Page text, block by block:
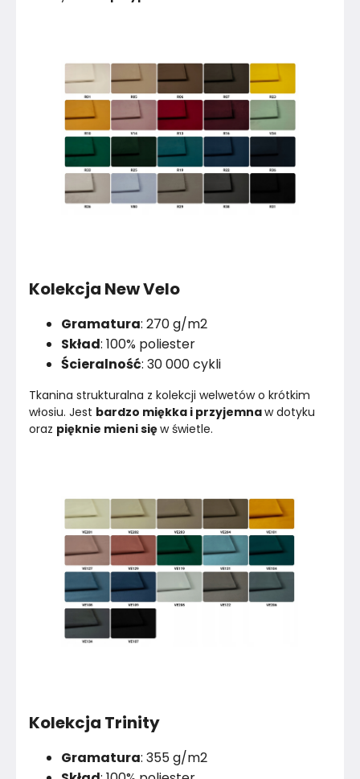
Kolekcja New Velo
Gramatura: 270 g/m2
Skład: 100% poliester
Ścieralność: 30 000 cykli
Tkanina strukturalna z kolekcji welwetów o krótkim
włosiu. Jest bardzo miękka i przyjemna w dotyku
oraz pięknie mieni się w świetle.
Kolekcja Trinity
Gramatura: 355 g/m2